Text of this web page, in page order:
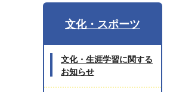
文化・スポーツ
文化・生涯学習に関する
お知らせ